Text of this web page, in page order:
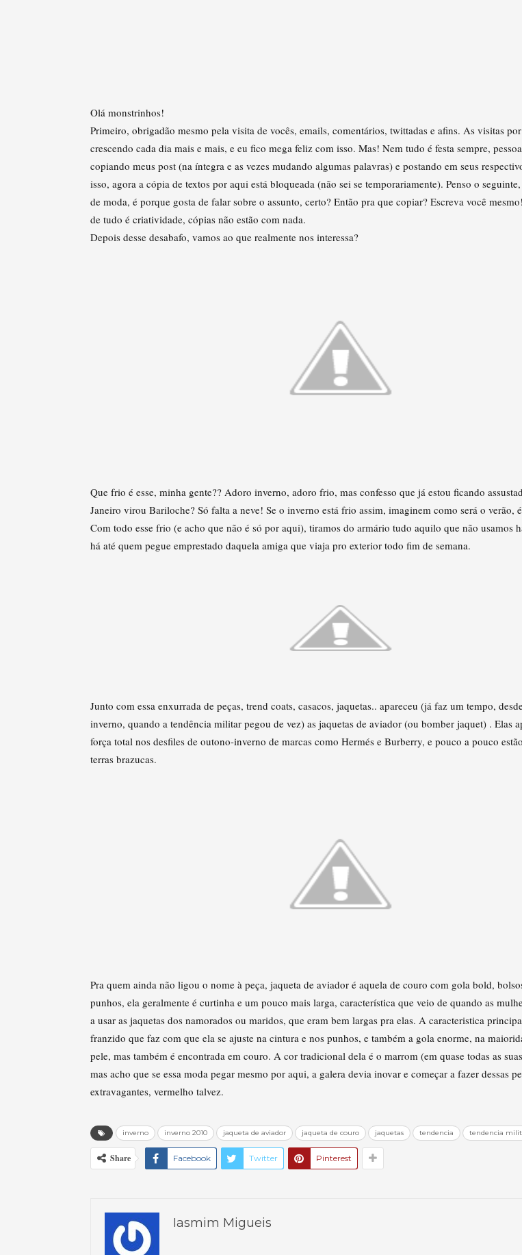
Olá monstrinhos!
Primeiro, obrigadão mesmo pela visita de vocês, emails, comentários, twittadas e afins. As visitas
crescendo cada dia mais e mais, e eu fico mega feliz com isso. Mas! Nem tudo é festa sempre,
copiando meus post (na íntegra e as vezes mudando algumas palavras) e postando em seus
isso, agora a cópia de textos por aqui está bloqueada (não sei se temporariamente). Penso o
de moda, é porque gosta de falar sobre o assunto, certo? Então pra que copiar? Escreva você
de tudo é criatividade, cópias não estão com nada.
Depois desse desabafo, vamos ao que realmente nos interessa?
Que frio é esse, minha gente?? Adoro inverno, adoro frio, mas confesso que já estou ficando
Janeiro virou Bariloche? Só falta a neve! Se o inverno está frio assim, imaginem como será o verão,
Com todo esse frio (e acho que não é só por aqui), tiramos do armário tudo aquilo que não usamos
há até quem pegue emprestado daquela amiga que viaja pro exterior todo fim de semana.
Junto com essa enxurrada de peças, trend coats, casacos, jaquetas.. apareceu (já faz um tempo,
inverno, quando a tendência militar pegou de vez) as jaquetas de aviador (ou bomber jaquet) . Elas
força total nos desfiles de outono-inverno de marcas como Hermés e Burberry, e pouco a pouco
terras brazucas.
Pra quem ainda não ligou o nome à peça, jaqueta de aviador é aquela de couro com gola bold,
punhos, ela geralmente é curtinha e um pouco mais larga, característica que veio de quando as
a usar as jaquetas dos namorados ou maridos, que eram bem largas pra elas. A caracteristica
franzido que faz com que ela se ajuste na cintura e nos punhos, e também a gola enorme, na
pele, mas também é encontrada em couro. A cor tradicional dela é o marrom (em quase todas as
mas acho que se essa moda pegar mesmo por aqui, a galera devia inovar e começar a fazer dessas
extravagantes, vermelho talvez.
inverno inverno 2010 jaqueta de aviador jaqueta de couro jaquetas tendencia tendencia
Share Facebook Twitter Pinterest
Iasmim Migueis